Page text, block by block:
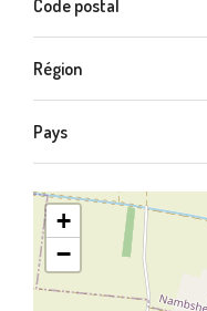
Code postal
Région
Pays
+
−